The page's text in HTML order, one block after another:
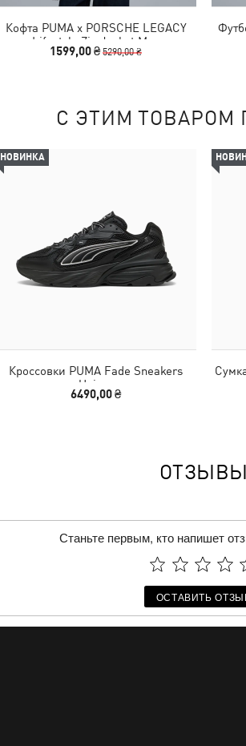
Кофта PUMA x PORSCHE LEGACY
Lifestyle Zip Jacket Men
1599,00 ₴5290,00 ₴
С ЭТИМ ТОВАРОМ
НОВИНКА
Кроссовки PUMA Fade Sneakers
Unisex
6490,00 ₴
ОТЗЫВЫ
Станьте первым, кто напишет
ОСТАВИТЬ